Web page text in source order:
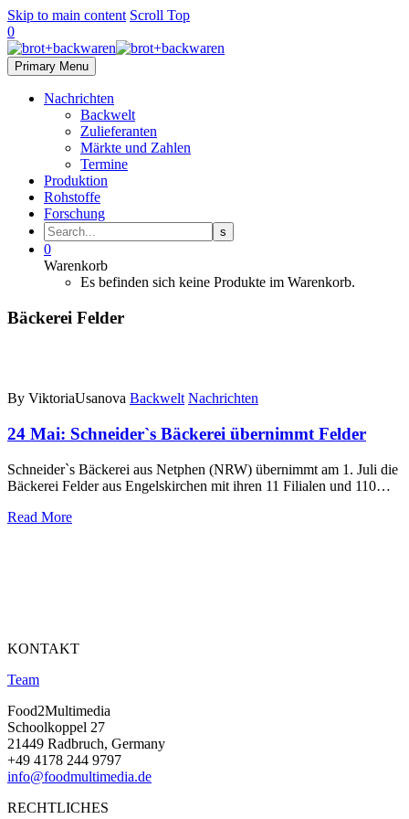
Skip to main content Scroll Top
0
Primary Menu
Nachrichten
Backwelt
Zulieferanten
Märkte und Zahlen
Termine
Produktion
Rohstoffe
Forschung
0
Warenkorb
Es befinden sich keine Produkte im Warenkorb.
Bäckerei Felder
By ViktoriaUsanova Backwelt Nachrichten
24 Mai: Schneider`s Bäckerei übernimmt Felder
Schneider`s Bäckerei aus Netphen (NRW) übernimmt am 1. Juli die
Bäckerei Felder aus Engelskirchen mit ihren 11 Filialen und 110…
Read More
KONTAKT
Team
Food2Multimedia
Schoolkoppel 27
21449 Radbruch, Germany
+49 4178 244 9797
info@foodmultimedia.de
RECHTLICHES